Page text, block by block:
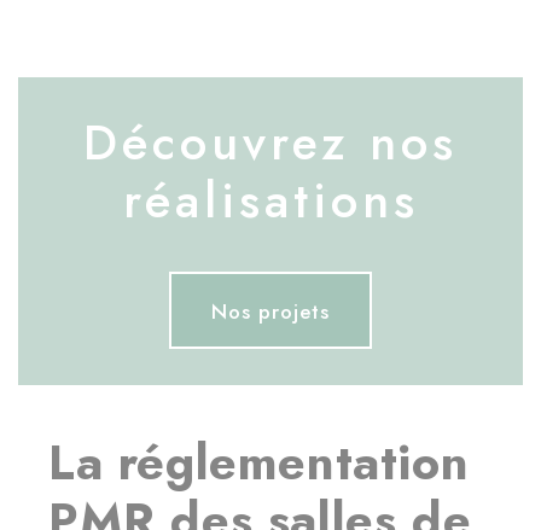
Découvrez nos
réalisations
Nos projets
La réglementation